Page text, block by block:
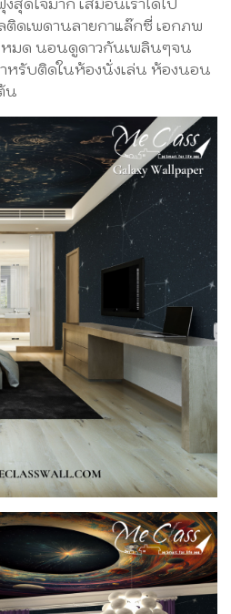
สุดใจมาก เสมือนเราได้ไป
ติดเพดานลายกาแล๊กซี่ เอกภพ
หมด นอนดูดาวกันเพลินๆจน
ำหรับติดในห้องนั่งเล่น ห้องนอน
น